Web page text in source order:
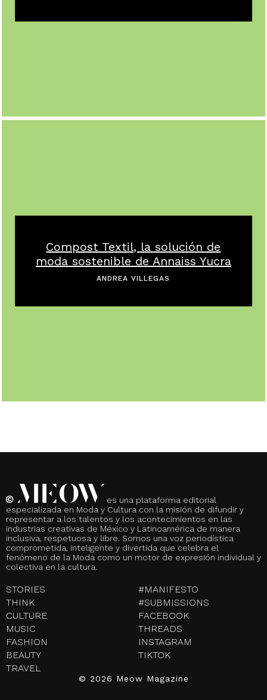
Compost Textil, la solución de
moda sostenible de Annaiss Yucra
ANDREA VILLEGAS
es una plataforma editorial
especializada en Moda y Cultura con la misión de difundir y
representar a los talentos y los acontecimientos en las
industrias creativas de México y Latinoamérica de manera
inclusiva, respetuosa y libre. Somos una voz periodística
comprometida, inteligente y divertida que celebra el
fenómeno de la Moda como un motor de expresión individual y
colectiva en la cultura.
STORIES
THINK
CULTURE
MUSIC
FASHION
BEAUTY
TRAVEL
#MANIFESTO
#SUBMISSIONS
FACEBOOK
THREADS
INSTAGRAM
TIKTOK
© 2026 Meow Magazine